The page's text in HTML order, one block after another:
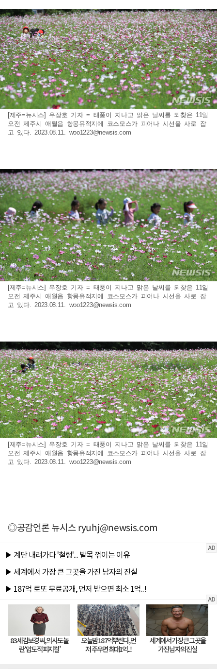
[제주=뉴시스] 우장호 기자 = 태풍이 지나고 맑은 날씨를 되찾은 11일
오전 제주시 애월읍 항몽유적지에 코스모스가 피어나 시선을 사로 잡
고 있다. 2023.08.11. woo1223@newsis.com
[제주=뉴시스] 우장호 기자 = 태풍이 지나고 맑은 날씨를 되찾은 11일
오전 제주시 애월읍 항몽유적지에 코스모스가 피어나 시선을 사로 잡
고 있다. 2023.08.11. woo1223@newsis.com
[제주=뉴시스] 우장호 기자 = 태풍이 지나고 맑은 날씨를 되찾은 11일
오전 제주시 애월읍 항몽유적지에 코스모스가 피어나 시선을 사로 잡
고 있다. 2023.08.11. woo1223@newsis.com
◎공감언론 뉴시스ryuhj@newsis.com